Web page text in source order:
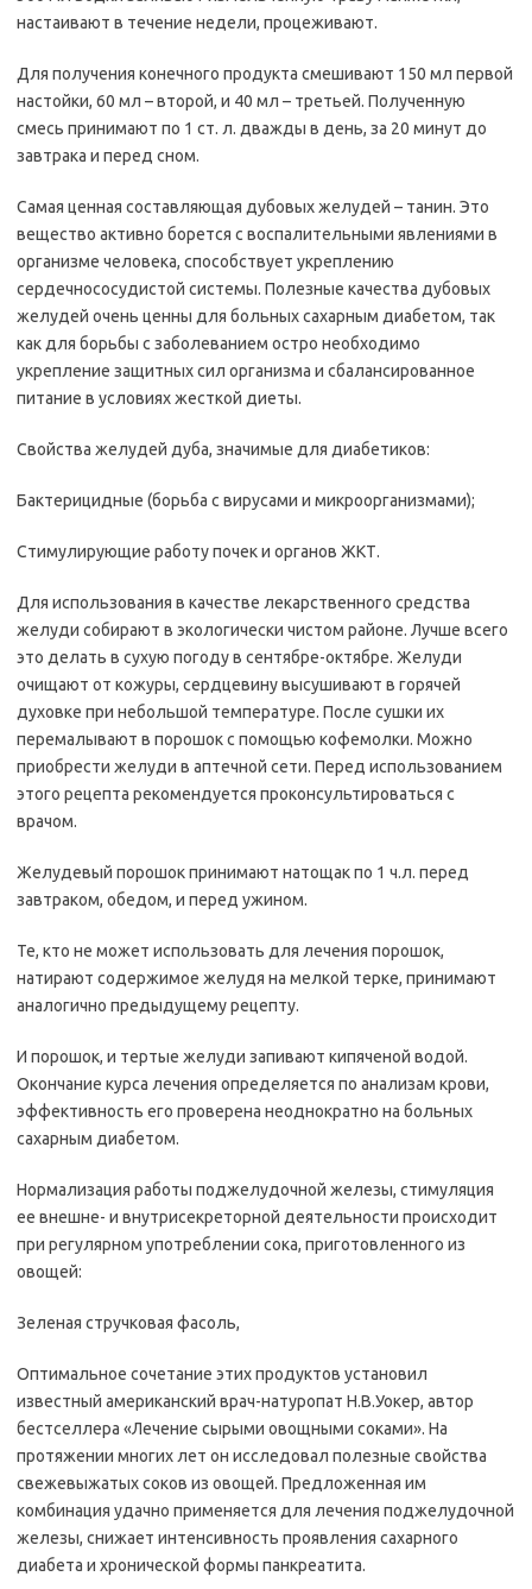
настаивают в течение недели, процеживают.
Для получения конечного продукта смешивают 150 мл первой
настойки, 60 мл – второй, и 40 мл – третьей. Полученную
смесь принимают по 1 ст. л. дважды в день, за 20 минут до
завтрака и перед сном.
Самая ценная составляющая дубовых желудей – танин. Это
вещество активно борется с воспалительными явлениями в
организме человека, способствует укреплению
сердечнососудистой системы. Полезные качества дубовых
желудей очень ценны для больных сахарным диабетом, так
как для борьбы с заболеванием остро необходимо
укрепление защитных сил организма и сбалансированное
питание в условиях жесткой диеты.
Свойства желудей дуба, значимые для диабетиков:
Бактерицидные (борьба с вирусами и микроорганизмами);
Стимулирующие работу почек и органов ЖКТ.
Для использования в качестве лекарственного средства
желуди собирают в экологически чистом районе. Лучше всего
это делать в сухую погоду в сентябре-октябре. Желуди
очищают от кожуры, сердцевину высушивают в горячей
духовке при небольшой температуре. После сушки их
перемалывают в порошок с помощью кофемолки. Можно
приобрести желуди в аптечной сети. Перед использованием
этого рецепта рекомендуется проконсультироваться с
врачом.
Желудевый порошок принимают натощак по 1 ч.л. перед
завтраком, обедом, и перед ужином.
Те, кто не может использовать для лечения порошок,
натирают содержимое желудя на мелкой терке, принимают
аналогично предыдущему рецепту.
И порошок, и тертые желуди запивают кипяченой водой.
Окончание курса лечения определяется по анализам крови,
эффективность его проверена неоднократно на больных
сахарным диабетом.
Нормализация работы поджелудочной железы, стимуляция
ее внешне- и внутрисекреторной деятельности происходит
при регулярном употреблении сока, приготовленного из
овощей:
Зеленая стручковая фасоль,
Оптимальное сочетание этих продуктов установил
известный американский врач-натуропат Н.В.Уокер, автор
бестселлера «Лечение сырыми овощными соками». На
протяжении многих лет он исследовал полезные свойства
свежевыжатых соков из овощей. Предложенная им
комбинация удачно применяется для лечения поджелудочной
железы, снижает интенсивность проявления сахарного
диабета и хронической формы панкреатита.